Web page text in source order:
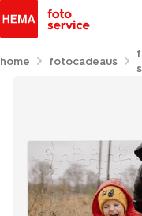
home fotocadeaus